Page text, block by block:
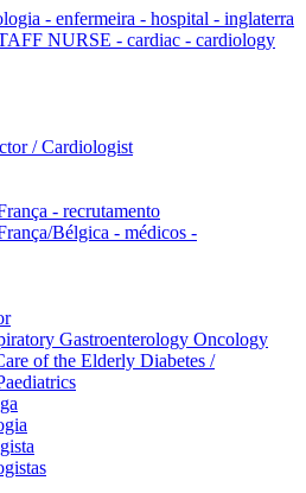
- enfermeira - hospital - inglaterra
NURSE - cardiac - cardiology
/ Cardiologist
- recrutamento
Bélgica - médicos -
Gastroenterology Oncology
of the Elderly Diabetes /